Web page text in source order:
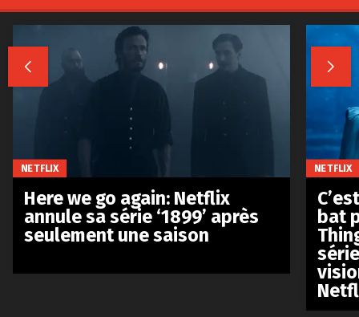
 
NETFLIX
Here we go again: Netflix
annule sa série ‘1899’ après
seulement une saison
NETFLIX
bat